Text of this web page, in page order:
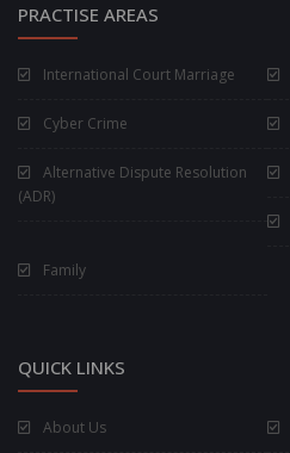
PRACTISE AREAS
International Court Marriage
Cyber Crime
Alternative Dispute Resolution
(ADR)
Family
QUICK LINKS
About Us